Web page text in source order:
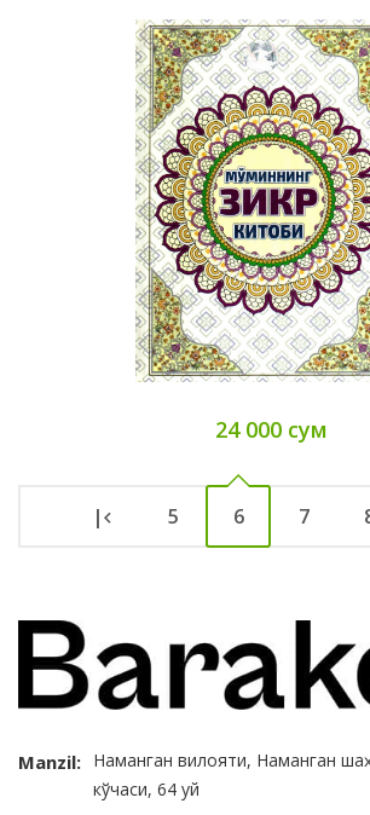
24 000 сум
| 5 6 7
Manzil: Наманган вилояти, Наманган
кўчаси, 64 уй